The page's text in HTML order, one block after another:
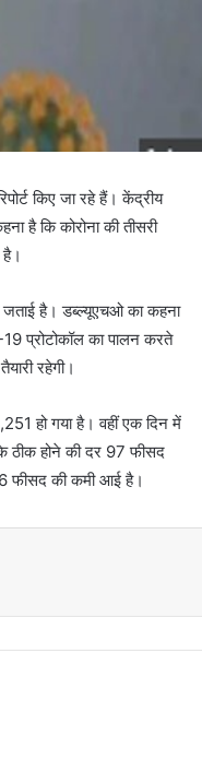
किए जा रहे हैं। केंद्रीय
है कि कोरोना की तीसरी
जताई है। डब्‍ल्‍यूएचओ का कहना
प्रोटोकॉल का पालन करते
रहेगी।
हो गया है। वहीं एक दिन में
ठीक होने की दर 97 फीसद
फीसद की कमी आई है।